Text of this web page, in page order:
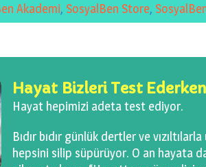
Akademi, SosyalBen Store,
Hayat Bizleri Test Ederken
Hayat hepimizi adeta test ediyor.
Bıdır bıdır günlük dertler ve
hepsini silip süpürüyor. O an hayata